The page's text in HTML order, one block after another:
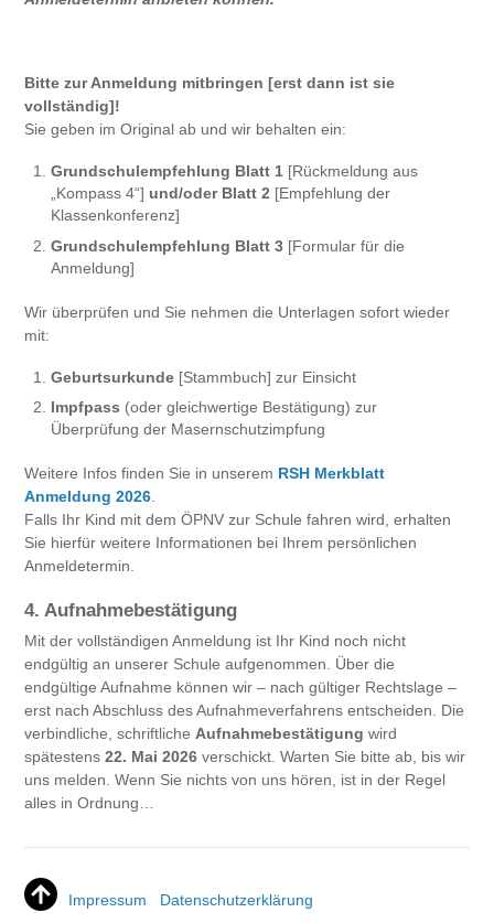
Bitte zur Anmeldung mitbringen [erst dann ist sie
vollständig]!
Sie geben im Original ab und wir behalten ein:
Grundschulempfehlung Blatt 1 [Rückmeldung aus
„Kompass 4“] und/oder Blatt 2 [Empfehlung der
Klassenkonferenz]
Grundschulempfehlung Blatt 3 [Formular für die
Anmeldung]
Wir überprüfen und Sie nehmen die Unterlagen sofort wieder
mit:
Geburtsurkunde [Stammbuch] zur Einsicht
Impfpass (oder gleichwertige Bestätigung) zur
Überprüfung der Masernschutzimpfung
Weitere Infos finden Sie in unserem RSH Merkblatt
Anmeldung 2026.
Falls Ihr Kind mit dem ÖPNV zur Schule fahren wird, erhalten
Sie hierfür weitere Informationen bei Ihrem persönlichen
Anmeldetermin.
4. Aufnahmebestätigung
Mit der vollständigen Anmeldung ist Ihr Kind noch nicht
endgültig an unserer Schule aufgenommen. Über die
endgültige Aufnahme können wir – nach gültiger Rechtslage –
erst nach Abschluss des Aufnahmeverfahrens entscheiden. Die
verbindliche, schriftliche Aufnahmebestätigung wird
spätestens22. Mai 2026 verschickt. Warten Sie bitte ab, bis wir
uns melden. Wenn Sie nichts von uns hören, ist in der Regel
alles in Ordnung…
Impressum Datenschutzerklärung